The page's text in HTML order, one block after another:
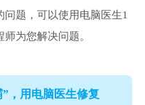
题，可以使用电脑医生1
为您解决问题。
，用电脑医生修复